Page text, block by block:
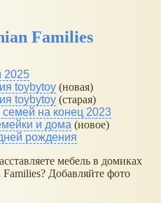
Families
2025
toybytoy (новая)
toybytoy (старая)
семей на конец 2023
и дома (новое)
рождения
мебель в домиках
Families? Добавляйте фото